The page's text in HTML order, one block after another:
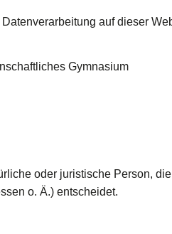
auf dieser
Gymnasium
oder juristische Person,
o. Ä.) entscheidet.